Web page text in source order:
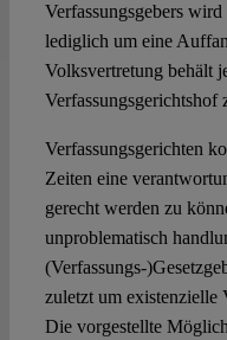
Verfassungsgebers
lediglich um eine
Volksvertretung behält
Verfassungsgerichtshof
Verfassungsgerichten
Zeiten eine
gerecht werden zu
unproblematisch
(Verfassungs-
zuletzt um existenzielle
Die vorgestellte